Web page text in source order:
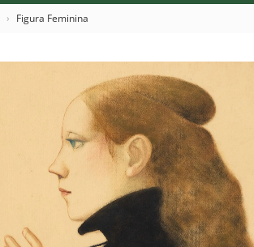
Figura Feminina